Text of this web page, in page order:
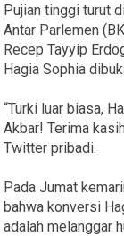
Pujian tinggi turut
Antar Parlemen
Recep Tayyip
Hagia Sophia
“Turki luar biasa,
Akbar! Terima
Twitter pribadi.
Pada Jumat
bahwa konversi
adalah melanggar